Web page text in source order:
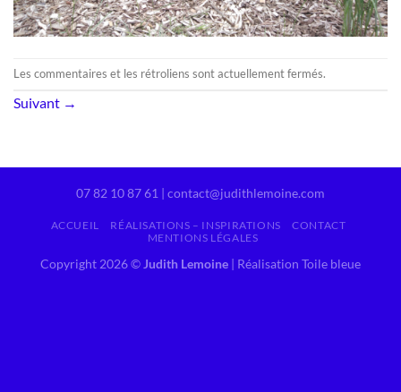
Les commentaires et les rétroliens sont actuellement fermés.
Suivant →
07 82 10 87 61 | contact@judithlemoine.com
ACCUEIL RÉALISATIONS – INSPIRATIONS
CONTACT
MENTIONS LÉGALES
Copyright 2026 © Judith Lemoine | Réalisation Toile bleue